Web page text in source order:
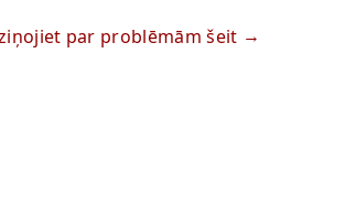
par problēmām šeit